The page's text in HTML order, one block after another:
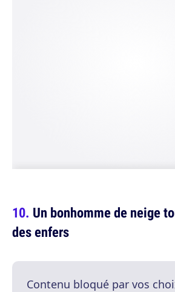
Un bonhomme de neige
des enfers
Contenu bloqué par vos